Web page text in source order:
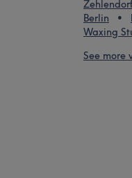
Berlin
Waxing
See more